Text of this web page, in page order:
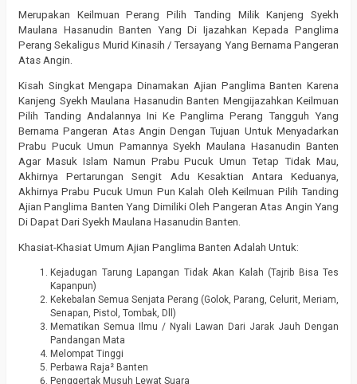
Merupakan Keilmuan Perang Pilih Tanding Milik Kanjeng Syekh
Maulana Hasanudin Banten Yang Di Ijazahkan Kepada Panglima
Perang Sekaligus Murid Kinasih / Tersayang Yang Bernama Pangeran
Atas Angin.
Kisah Singkat Mengapa Dinamakan Ajian Panglima Banten Karena
Kanjeng Syekh Maulana Hasanudin Banten Mengijazahkan Keilmuan
Pilih Tanding Andalannya Ini Ke Panglima Perang Tangguh Yang
Bernama Pangeran Atas Angin Dengan Tujuan Untuk Menyadarkan
Prabu Pucuk Umun Pamannya Syekh Maulana Hasanudin Banten
Agar Masuk Islam Namun Prabu Pucuk Umun Tetap Tidak Mau,
Akhirnya Pertarungan Sengit Adu Kesaktian Antara Keduanya,
Akhirnya Prabu Pucuk Umun Pun Kalah Oleh Keilmuan Pilih Tanding
Ajian Panglima Banten Yang Dimiliki Oleh Pangeran Atas Angin Yang
Di Dapat Dari Syekh Maulana Hasanudin Banten.
Khasiat-Khasiat Umum Ajian Panglima Banten Adalah Untuk:
Kejadugan Tarung Lapangan Tidak Akan Kalah (Tajrib Bisa Tes
Kapanpun)
Kekebalan Semua Senjata Perang (Golok, Parang, Celurit, Meriam,
Senapan, Pistol, Tombak, Dll)
Mematikan Semua Ilmu / Nyali Lawan Dari Jarak Jauh Dengan
Pandangan Mata
Melompat Tinggi
Perbawa Raja² Banten
Penggertak Musuh Lewat Suara